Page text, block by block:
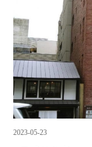
2023-05-23